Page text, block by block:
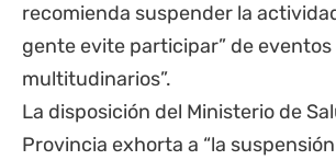
recomienda suspender la
gente evite participar” de eventos
multitudinarios”.
La disposición del Ministerio de
Provincia exhorta a “la